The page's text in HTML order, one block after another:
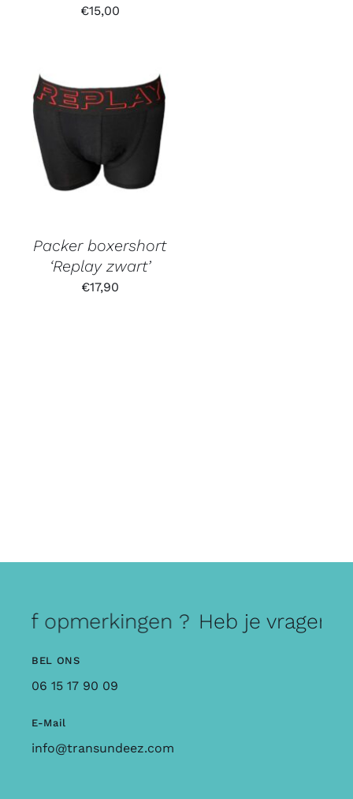
€15,00
Gewaardeerd
uit 5
Packer boxershort
‘Replay zwart’
€17,90
of opmerkingen ? Heb je vragen
BEL ONS
06 15 17 90 09
E-Mail
info@transundeez.com